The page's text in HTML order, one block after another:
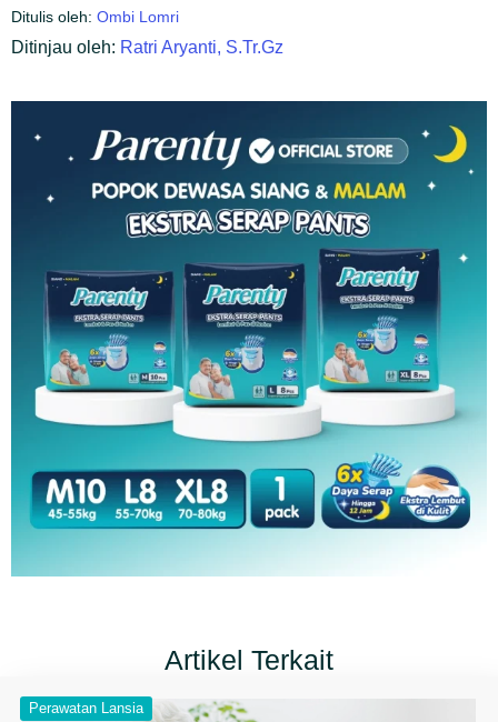
Ditulis oleh: Ombi Lomri
Ditinjau oleh: Ratri Aryanti, S.Tr.Gz
Artikel Terkait
Perawatan Lansia